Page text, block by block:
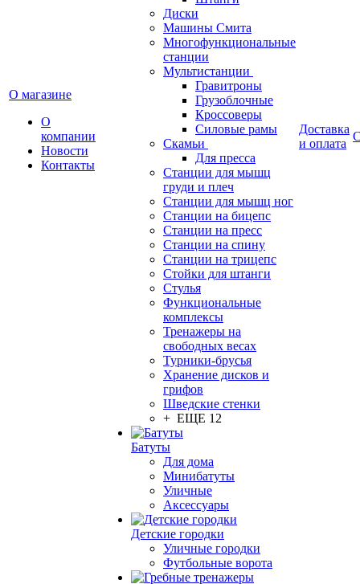
О магазине
О
компании
Новости
Контакты
Диски
Машины Смита
Многофункциональные
станции
Мультистанции
Гравитроны
Грузоблочные
Кроссоверы
Силовые рамы
Скамьи
Для пресса
Станции для мышц
груди и плеч
Станции для мышц ног
Станции на бицепс
Станции на пресс
Станции на спину
Станции на трицепс
Стойки для штанги
Стулья
Функциональные
комплексы
Тренажеры на
свободных весах
Турники-брусья
Хранение дисков и
грифов
Шведские стенки
+ ЕЩЕ 12
Батуты
Для дома
Минибатуты
Уличные
Аксессуары
Детские городки
Уличные городки
Футбольные ворота
Доставка
и оплата